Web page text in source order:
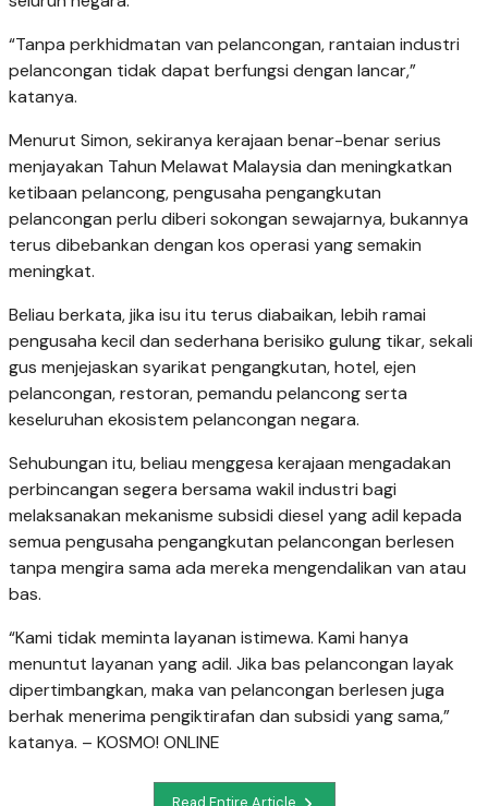
“Tanpa perkhidmatan van pelancongan, rantaian industri
pelancongan tidak dapat berfungsi dengan lancar,”
katanya.
Menurut Simon, sekiranya kerajaan benar-benar serius
menjayakan Tahun Melawat Malaysia dan meningkatkan
ketibaan pelancong, pengusaha pengangkutan
pelancongan perlu diberi sokongan sewajarnya, bukannya
terus dibebankan dengan kos operasi yang semakin
meningkat.
Beliau berkata, jika isu itu terus diabaikan, lebih ramai
pengusaha kecil dan sederhana berisiko gulung tikar, sekali
gus menjejaskan syarikat pengangkutan, hotel, ejen
pelancongan, restoran, pemandu pelancong serta
keseluruhan ekosistem pelancongan negara.
Sehubungan itu, beliau menggesa kerajaan mengadakan
perbincangan segera bersama wakil industri bagi
melaksanakan mekanisme subsidi diesel yang adil kepada
semua pengusaha pengangkutan pelancongan berlesen
tanpa mengira sama ada mereka mengendalikan van atau
bas.
“Kami tidak meminta layanan istimewa. Kami hanya
menuntut layanan yang adil. Jika bas pelancongan layak
dipertimbangkan, maka van pelancongan berlesen juga
berhak menerima pengiktirafan dan subsidi yang sama,”
katanya. – KOSMO! ONLINE
Read Entire Article